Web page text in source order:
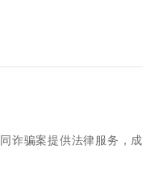
诈骗案提供法律服务，成